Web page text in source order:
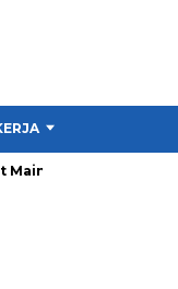
1 Jam